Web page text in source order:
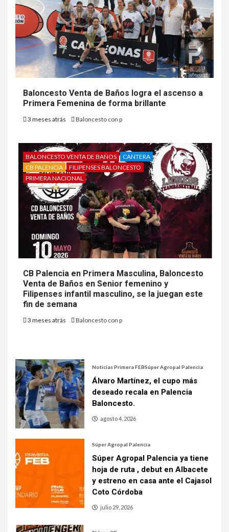
Baloncesto Venta de Baños logra el ascenso a
Primera Femenina de forma brillante
3 meses atrás Baloncesto con p
BALONCESTO VENTA DE BAÑOS
CANTERA
CB PALENCIA
FILIPENSES BALONCESTO
PRIMERA NACIONAL
CB Palencia en Primera Masculina, Baloncesto
Venta de Baños en Senior femenino y
Filipenses infantil masculino, se la juegan este
fin de semana
3 meses atrás Baloncesto con p
Noticias Primera FEBSúper Agropal Palencia
Álvaro Martínez, el cupo más
deseado recala en Palencia
Baloncesto.
agosto 4, 2026
Súper Agropal Palencia
Súper Agropal Palencia ya tiene
hoja de ruta , debut en Albacete
y estreno en casa ante el Cajasol
Coto Córdoba
julio 29, 2026